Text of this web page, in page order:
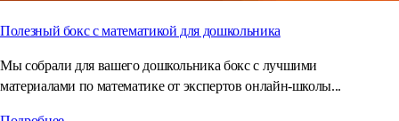
Полезный бокс с математикой для дошкольника
Мы собрали для вашего дошкольника бокс с лучшими
материалами по математике от экспертов онлайн-школы...